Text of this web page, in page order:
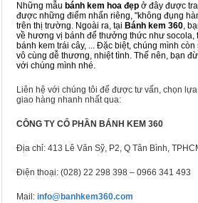
Những mẫu bánh kem hoa đẹp ở đây được
được những điểm nhấn riêng, "không đụng
trên thị trường. Ngoài ra, tại Bánh kem 360,
về hương vị bánh để thưởng thức như socola,
bánh kem trái cây, ... Đặc biệt, chúng mình
vô cùng dễ thương, nhiệt tình. Thế nên, bạn
với chúng mình nhé.
Liên hệ với chúng tôi để được tư vấn, chọn
giao hàng nhanh nhất qua:
CÔNG TY CỔ PHẦN BÁNH KEM 360
Địa chỉ: 413 Lê Văn Sỹ, P2, Q Tân Bình,
Điện thoại: (028) 22 298 398 – 0966 341 493
Mail: info@banhkem360.com